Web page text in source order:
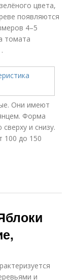
цвета,
появляются
4–5
томата
Они имеют
Форма
и снизу.
100 до 150
и